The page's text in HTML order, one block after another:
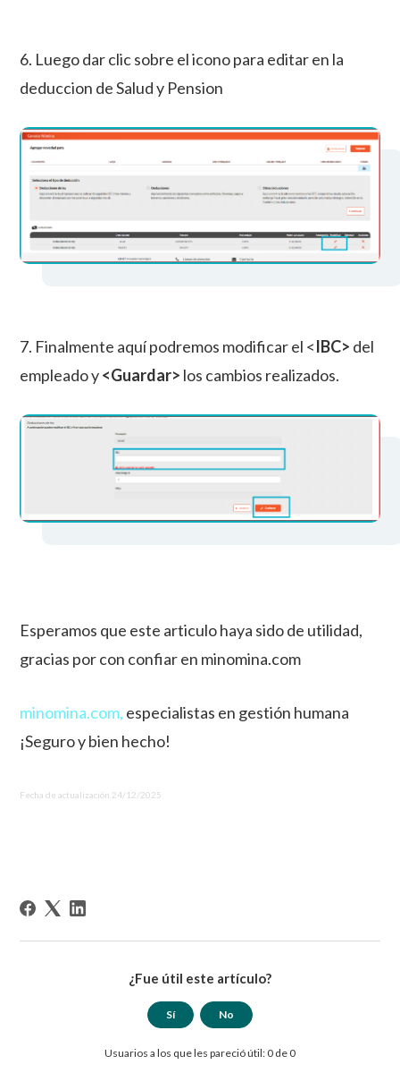
6. Luego dar clic sobre el icono para editar en la
deduccion de Salud y Pension
7. Finalmente aquí podremos modificar el <IBC> del
empleado y<Guardar> los cambios realizados.
Esperamos que este articulo haya sido de utilidad,
gracias por con confiar en minomina.com
minomina.com, especialistas en gestión humana
¡Seguro y bien hecho!
Fecha de actualización 24/12/2025
¿Fue útil este artículo?
Sí No
Usuarios a los que les pareció útil: 0 de 0